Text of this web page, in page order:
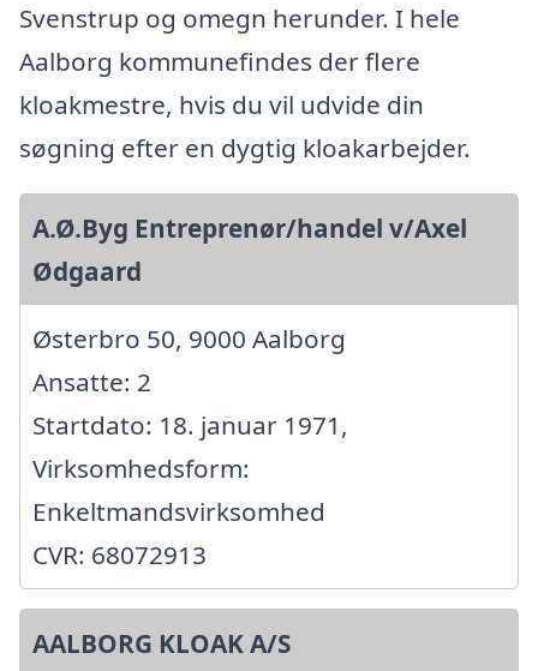
Svenstrup og omegn herunder. I hele
Aalborg kommunefindes der flere
kloakmestre, hvis du vil udvide din
søgning efter en dygtig kloakarbejder.
A.Ø.Byg Entreprenør/handel v/Axel
Ødgaard
Østerbro 50, 9000 Aalborg
Ansatte: 2
Startdato: 18. januar 1971,
Virksomhedsform:
Enkeltmandsvirksomhed
CVR: 68072913
AALBORG KLOAK A/S